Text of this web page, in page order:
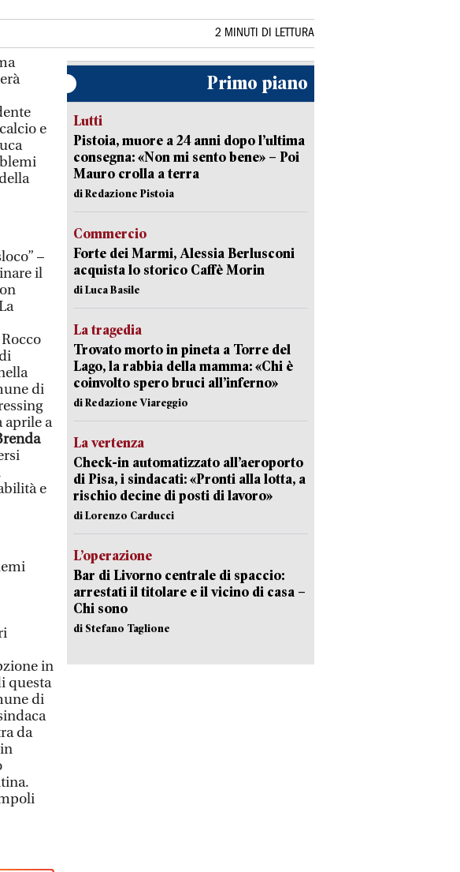
2 MINUTI DI LETTURA
e
–
il
di
aprile a
e
in
questa
di
da
Primo piano
Lutti
Pistoia, muore a 24 anni dopo l’ultima
consegna: «Non mi sento bene» – Poi
Mauro crolla a terra
di Redazione Pistoia
Commercio
Forte dei Marmi, Alessia Berlusconi
acquista lo storico Caffè Morin
di Luca Basile
La tragedia
Trovato morto in pineta a Torre del
Lago, la rabbia della mamma: «Chi è
coinvolto spero bruci all’inferno»
di Redazione Viareggio
La vertenza
Check-in automatizzato all’aeroporto
di Pisa, i sindacati: «Pronti alla lotta, a
rischio decine di posti di lavoro»
di Lorenzo Carducci
L’operazione
Bar di Livorno centrale di spaccio:
arrestati il titolare e il vicino di casa –
Chi sono
di Stefano Taglione